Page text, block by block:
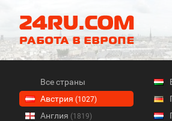
Все страны
Австрия (1027)
Англия (1819)